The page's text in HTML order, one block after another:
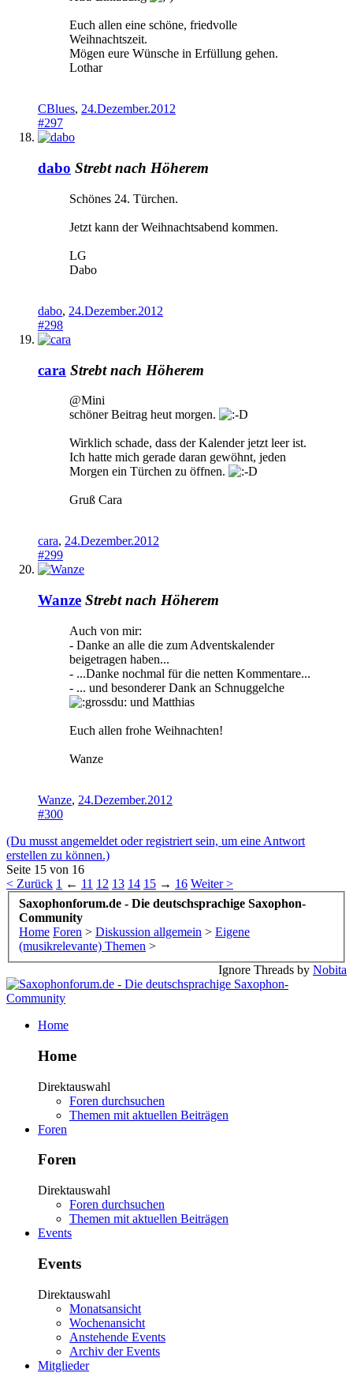
Euch allen eine schöne, friedvolle
Weihnachtszeit.
Mögen eure Wünsche in Erfüllung gehen.
Lothar
CBlues, 24.Dezember.2012
#297
dabo Strebt nach Höherem
Schönes 24. Türchen.
Jetzt kann der Weihnachtsabend kommen.
LG
Dabo
dabo, 24.Dezember.2012
#298
cara Strebt nach Höherem
@Mini
schöner Beitrag heut morgen.
Wirklich schade, dass der Kalender jetzt leer ist.
Ich hatte mich gerade daran gewöhnt, jeden
Morgen ein Türchen zu öffnen.
Gruß Cara
cara, 24.Dezember.2012
#299
Wanze Strebt nach Höherem
Auch von mir:
- Danke an alle die zum Adventskalender
beigetragen haben...
- ...Danke nochmal für die netten Kommentare...
- ... und besonderer Dank an Schnuggelche
und Matthias
Euch allen frohe Weihnachten!
Wanze
Wanze, 24.Dezember.2012
#300
(Du musst angemeldet oder registriert sein, um eine Antwort
erstellen zu können.)
Seite 15 von 16
< Zurück 1 ← 11 12 13 14 15 → 16 Weiter >
Saxophonforum.de - Die deutschsprachige Saxophon-
Community
Home Foren > Diskussion allgemein > Eigene
(musikrelevante) Themen >
Ignore Threads by Nobita
Home
Home
Direktauswahl
Foren durchsuchen
Themen mit aktuellen Beiträgen
Foren
Foren
Direktauswahl
Foren durchsuchen
Themen mit aktuellen Beiträgen
Events
Events
Direktauswahl
Monatsansicht
Wochenansicht
Anstehende Events
Archiv der Events
Mitglieder